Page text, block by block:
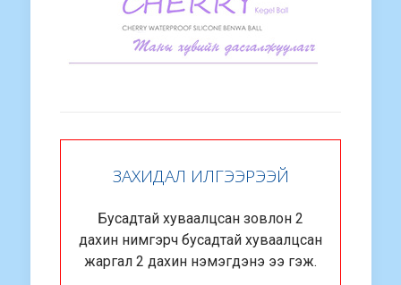
ЗАХИДАЛ ИЛГЭЭРЭЭЙ
Бусадтай хуваалцсан зовлон 2
дахин нимгэрч бусадтай хуваалцсан
жаргал 2 дахин нэмэгдэнэ ээ гэж.